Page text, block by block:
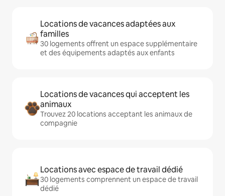
Locations de vacances adaptées aux
familles
30 logements offrent un espace supplémentaire
et des équipements adaptés aux enfants
Locations de vacances qui acceptent les
animaux
Trouvez 20 locations acceptant les animaux de
compagnie
Locations avec espace de travail dédié
30 logements comprennent un espace de travail
dédié